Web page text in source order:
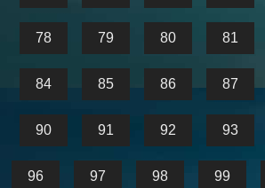
78 79 80 81
84 85 86 87
90 91 92 93
96 97 98 99